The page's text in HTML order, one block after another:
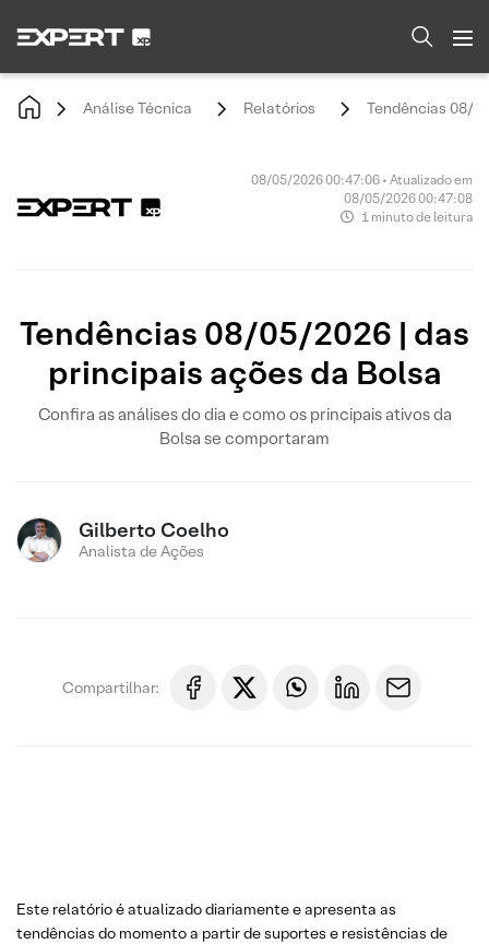
Análise Técnica Relatórios Tendências 08/
08/05/2026 00:47:06 • Atualizado em
08/05/2026 00:47:08
1 minuto de leitura
Tendências 08/05/2026 | das
principais ações da Bolsa
Confira as análises do dia e como os principais ativos da
Bolsa se comportaram
Gilberto Coelho
Analista de Ações
Compartilhar:
Este relatório é atualizado diariamente e apresenta as
tendências do momento a partir de suportes e resistências de